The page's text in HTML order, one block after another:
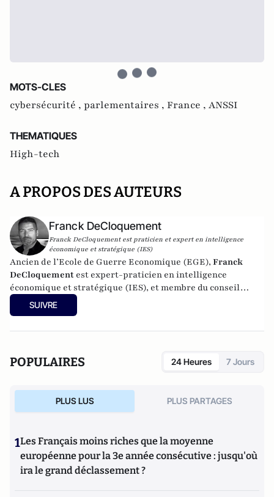
MOTS-CLES
cybersécurité , parlementaires , France , ANSSI
THEMATIQUES
High-tech
A PROPOS DES AUTEURS
Franck DeCloquement
Franck DeCloquement est praticien et expert en intelligence
économique et stratégique (IES)
Ancien de l’Ecole de Guerre Economique (EGE), Franck
DeCloquement est expert-praticien en intelligence
économique et stratégique (IES), et membre du conseil
scientifique de l’Institut d’Études de Géopolitique
Appliquée - EGA. Il intervient comme conseil en appui aux
Cercle K2, il est aussi spécialiste des problématiques ayant
les écosystèmes économique et sociaux. Mais également, sur
la prégnance des conflits géoéconomiques et des ingérences
extérieures déstabilisantes sur les Etats européens.
et Stratégiques), il y enseigne l'intelligence économique, les
stratégies d’influence, ainsi que l'impact des ingérences
malveillantes et des actions d’espionnage dans la sphère
économique. Il enseigne également à l'IHEMI (L'institut des
SUIVRE
POPULAIRES 24 Heures 7 Jours
PLUS LUS PLUS PARTAGES
1Les Français moins riches que la moyenne
européenne pour la 3e année consécutive : jusqu'où
ira le grand déclassement ?